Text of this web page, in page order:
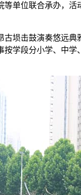
单位联合承办，
埙击鼓演奏悠远
学段分小学、中